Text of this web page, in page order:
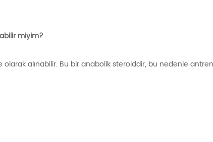
miyim?
alınabilir. Bu bir anabolik steroiddir, bu nedenle